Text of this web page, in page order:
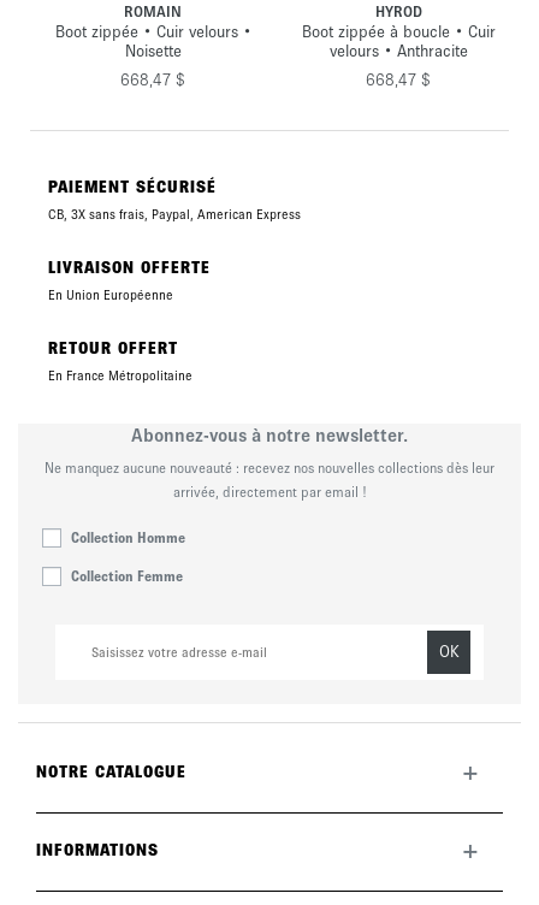
ROMAIN
Boot zippée • Cuir velours •
Noisette
668,47 $
HYROD
Boot zippée à boucle • Cuir
velours • Anthracite
668,47 $
PAIEMENT SÉCURISÉ
CB, 3X sans frais, Paypal, American Express
LIVRAISON OFFERTE
En Union Européenne
RETOUR OFFERT
En France Métropolitaine
Abonnez-vous à notre newsletter.
Ne manquez aucune nouveauté : recevez nos nouvelles collections dès leur
arrivée, directement par email !
Collection Homme
Collection Femme
OK
NOTRE CATALOGUE +
La marque
INFORMATIONS +